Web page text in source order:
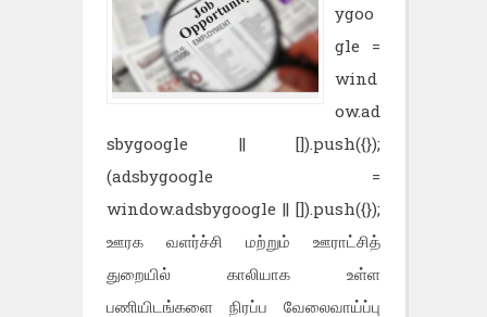
ygoo
gle =
wind
ow.ad
sbygoogle || []).push({});
(adsbygoogle =
window.adsbygoogle || []).push({});
ஊரக வளர்ச்சி மற்றும் ஊராட்சித்
துறையில் காலியாக உள்ள
பணியிடங்களை நிரப்ப வேலைவாய்ப்பு